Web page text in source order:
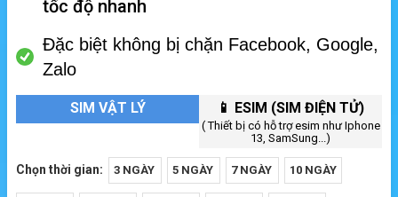
tốc độ nhanh
Đặc biệt không bị chặn Facebook, Google,
Zalo
SIM VẬT LÝ 📱 ESIM (SIM ĐIỆN TỬ)
( Thiết bị có hỗ trợ esim như Iphone
13, SamSung...)
Chọn thời gian: 3 NGÀY 5 NGÀY 7 NGÀY 10 NGÀY